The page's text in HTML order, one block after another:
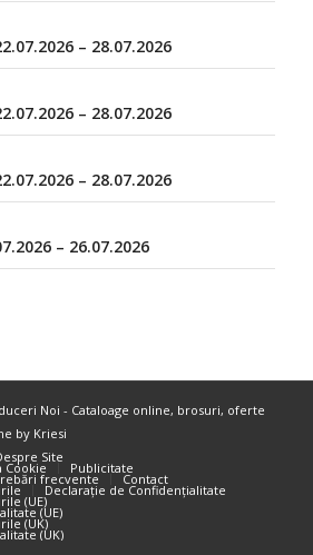
– 28.07.2026
– 28.07.2026
– 28.07.2026
– 26.07.2026
Noi - Cataloage online, brosuri, oferte
by Kriesi
Site
Cookie Publicitate
frecvente Contact
Declarație de Confidențialitate
(UE)
(UE)
(UK)
(UK)